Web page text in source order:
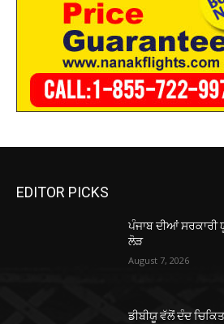
EDITOR PICKS
ਪੰਜਾਬ ਦੀਆਂ ਸਰਕਾਰੀ
ਲੋੜ
August 7, 2026
ਡੀਬੀਯੂ ਵੱਲੋਂ ਦੰਦ